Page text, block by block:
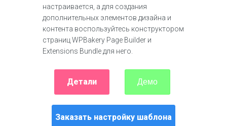
настраивается, а для создания
дополнительных элементов дизайна и
контента воспользуйтесь конструктором
страниц WPBakery Page Builder и
Extensions Bundle для него.
Детали Демо
Заказать настройку шаблона